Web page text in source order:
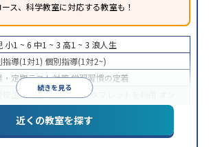
ス、科学教室に対応する教室も！
続きを見る
小1 ~ 6 中1 ~ 3 高1 ~ 3 浪人生
指導(1対1) 個別指導(1対2~)
・定期テスト対策学習習慣の定着
校生に対応学習にPC・タブレットを利用
ン対応
近くの教室を探す